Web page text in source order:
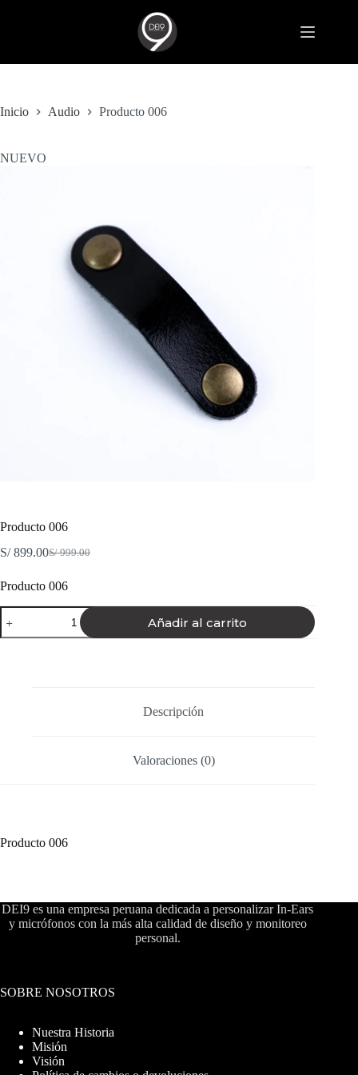
Inicio Audio Producto 006
NUEVO
Producto 006
S/999.00
El
original
S/ 999.00.
S/899.00El
actual
S/ 899.00.
Producto 006
Producto
006
cantidad
Añadir al carrito
Descripción
Valoraciones (0)
Producto 006
DEI9 es una empresa peruana dedicada a personalizar In-Ears
y micrófonos con la más alta calidad de diseño y monitoreo
personal.
SOBRE NOSOTROS
Nuestra Historia
Misión
Visión